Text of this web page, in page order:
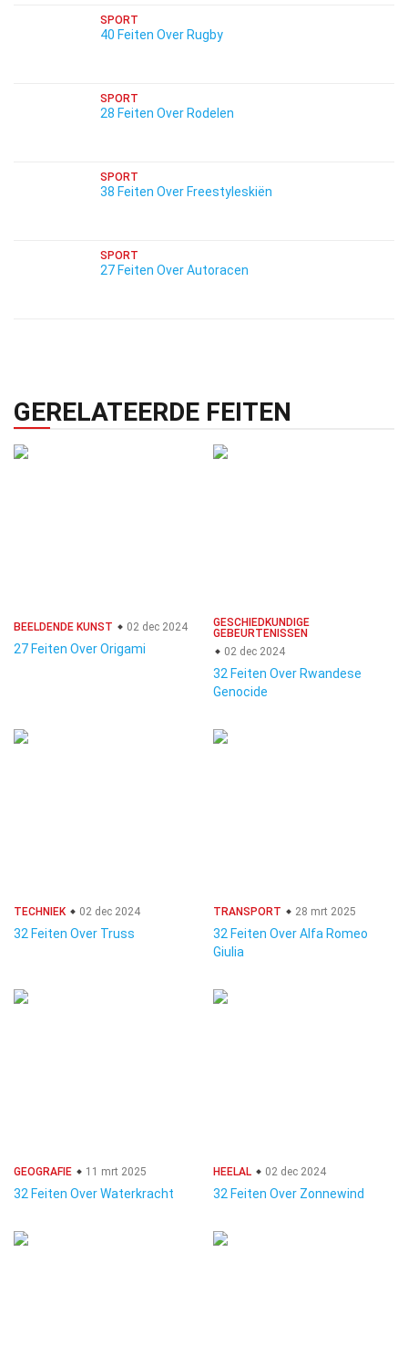
SPORT
40 Feiten Over Rugby
SPORT
28 Feiten Over Rodelen
SPORT
38 Feiten Over Freestyleskiën
SPORT
27 Feiten Over Autoracen
GERELATEERDE FEITEN
BEELDENDE KUNST 02 dec 2024
27 Feiten Over Origami
GESCHIEDKUNDIGE
GEBEURTENISSEN
02 dec 2024
32 Feiten Over Rwandese
Genocide
TECHNIEK 02 dec 2024
32 Feiten Over Truss
TRANSPORT 28 mrt 2025
32 Feiten Over Alfa Romeo
Giulia
GEOGRAFIE 11 mrt 2025
32 Feiten Over Waterkracht
HEELAL 02 dec 2024
32 Feiten Over Zonnewind